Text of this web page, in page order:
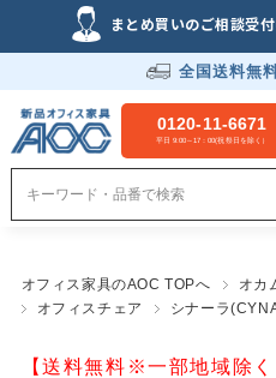
まとめ買いのご相談受付
全国送料無
0120-11-6671
平日 9:00～17：00(祝祭日を除く）
オフィス家具のAOC TOPへ
オカ
オフィスチェア
シナーラ
【送料無料※一部地域除